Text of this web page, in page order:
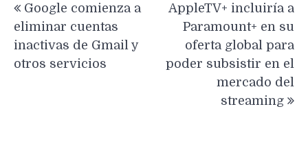
de
entradas
Google comienza a
eliminar cuentas
inactivas de Gmail y
otros servicios
AppleTV+ incluiría a
Paramount+ en su
oferta global para
poder subsistir en el
mercado del
streaming